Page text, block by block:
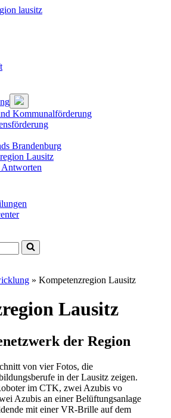
Untermenü
öffnen
Kommunalförderung
Brandenburg
Lausitz
Antworten
» Kompetenzregion Lausitz
Lausitz
der Region